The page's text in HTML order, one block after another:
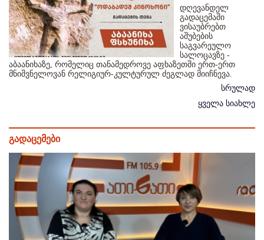
დღევანდელ
გადაცემაში
ვისაუბრებთ
აშუბების
საგვარეულო
სალოცავზე -
აბაანიხაზე, რომელიც თანამედროვე აფხაზეთში ერთ-ერთ
მნიშვნელოვან რელიგიურ-კულტურულ ძეგლად მიიჩნევა.
სრულად
ყველა სიახლე
გადაცემები